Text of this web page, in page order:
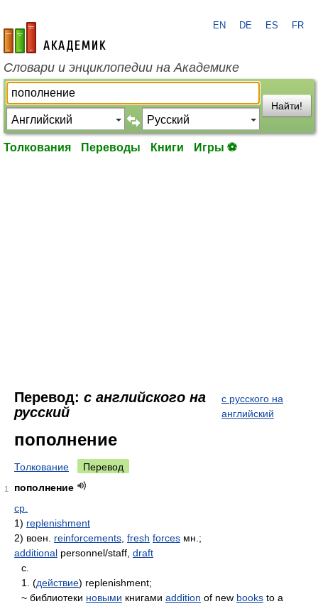
academic.ru
EN DE ES FR
Словари и энциклопедии на Академике
Найти!
Толкования Переводы Книги Игры ⚽
Перевод: с английского на
русский
с русского на
английский
пополнение
Толкование Перевод
1
пополнение
ср.
1) replenishment
2) воен. reinforcements fresh forces мн.;
additional personnel/staff, draft
с.
1. (действие) replenishment;
~ библиотеки новыми книгами addition of new books to a